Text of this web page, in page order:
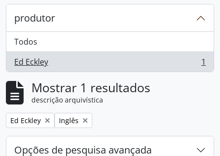
produtor
Todos
Ed Eckley
, 1 resultados 1
Mostrar 1 resultados
descrição arquivística
Remove filter:
Ed Eckley Remove filter:
Inglês
Opções de pesquisa avançada